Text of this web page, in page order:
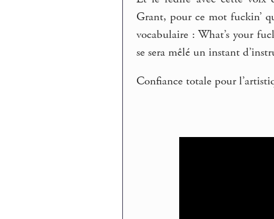
Grant, pour ce mot fuckin’
vocabulaire : What’s your
se sera mêlé un instant
Confiance totale pour